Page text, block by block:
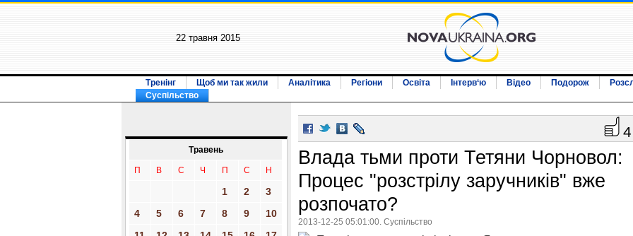
22 травня 2015
Тренінг Щоб ми так жили Аналітика Регіони Освіта Інтерв‘ю Відео Подорож
Суспільство
Травень
П В С Ч П С Н
1 2
3
4
5 6 7 8 9
10
4
Влада тьми проти Тетяни Чорновол:
Процес "розстрілу заручників" вже
розпочато?
2013-12-25 05:01:00. Суспільство